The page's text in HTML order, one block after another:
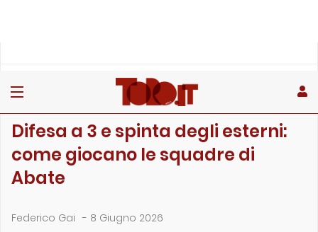
Difesa a 3 e spinta degli esterni:
come giocano le squadre di
Abate
Federico Gai - 8 Giugno 2026